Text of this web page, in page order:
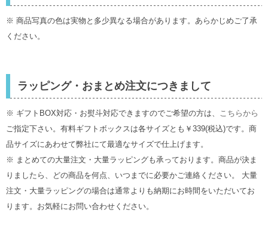
※ 商品写真の色は実物と多少異なる場合があります。あらかじめご了承
ください。
ラッピング・おまとめ注文につきまして
※ ギフトBOX対応・お熨斗対応できますのでご希望の方は、
こちらから
ご指定下さい。有料ギフトボックスは各サイズとも￥339(税込)です。商
品サイズにあわせて弊社にて最適なサイズで仕上げます。
※ まとめての大量注文・大量ラッピングも承っております。商品が決ま
りましたら、どの商品を何点、いつまでに必要かご連絡ください。 大量
注文・大量ラッピングの場合は通常よりも納期にお時間をいただいてお
ります。お気軽にお問い合わせください。